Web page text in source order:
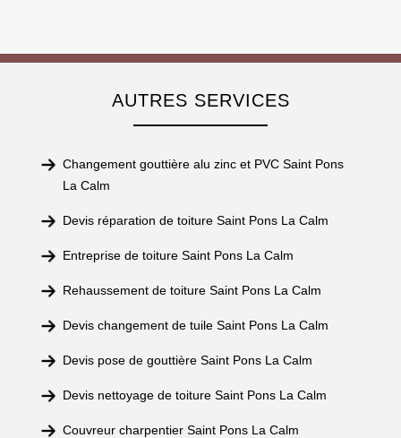
AUTRES SERVICES
Changement gouttière alu zinc et PVC Saint Pons
La Calm
Devis réparation de toiture Saint Pons La Calm
Entreprise de toiture Saint Pons La Calm
Rehaussement de toiture Saint Pons La Calm
Devis changement de tuile Saint Pons La Calm
Devis pose de gouttière Saint Pons La Calm
Devis nettoyage de toiture Saint Pons La Calm
Couvreur charpentier Saint Pons La Calm